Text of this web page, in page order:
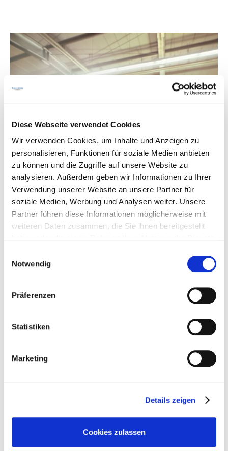
Diese Webseite verwendet Cookies
Wir verwenden Cookies, um Inhalte und Anzeigen zu
personalisieren, Funktionen für soziale Medien anbieten
zu können und die Zugriffe auf unsere Website zu
analysieren. Außerdem geben wir Informationen zu Ihrer
Verwendung unserer Website an unsere Partner für
soziale Medien, Werbung und Analysen weiter. Unsere
Partner führen diese Informationen möglicherweise mit
weiteren Daten zusammen, die Sie ihnen bereitgestellt
Cookies, wenn Sie unsere Webseite weiterhin nutzen.
Notwendig
Präferenzen
Statistiken
Marketing
Details zeigen
Cookies zulassen
Lackierarbeiten
Kennzeichen
Getriebeinstandsetzung